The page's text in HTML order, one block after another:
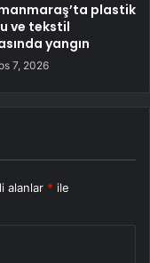
plastik
ve tekstil
yangın
7, 2026
alanlar * ile